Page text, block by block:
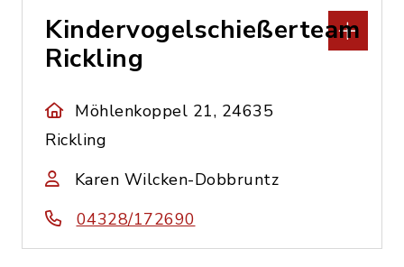
Kindervogelschießerteam
Rickling
Möhlenkoppel 21, 24635
Rickling
Karen Wilcken-Dobbruntz
04328/172690